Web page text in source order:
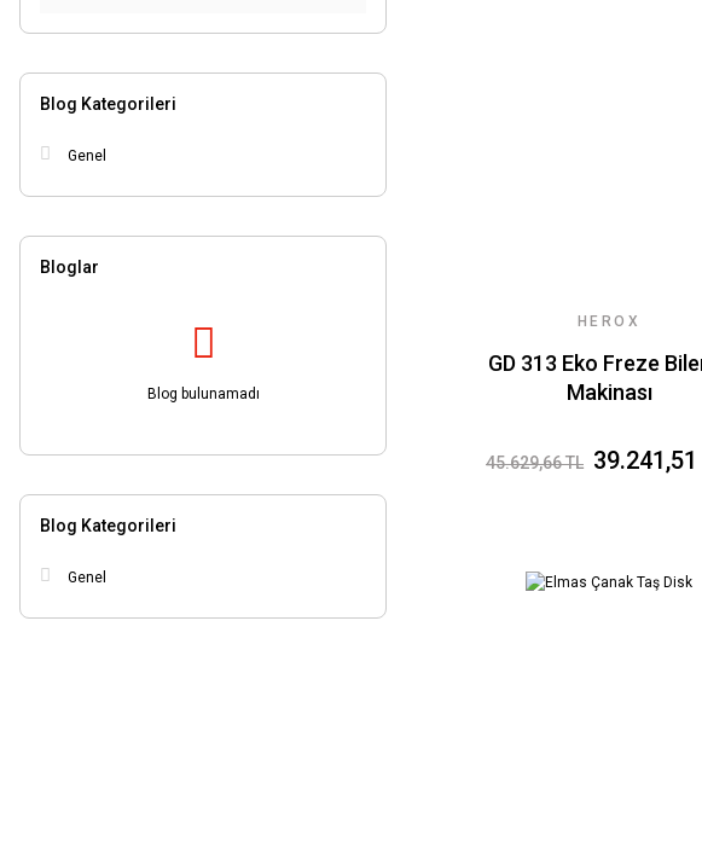
Blog Kategorileri
Genel
Bloglar
Blog bulunamadı
Blog Kategorileri
Genel
HEROX
GD 313 Eko Freze
Makinası
45.629,66 TL